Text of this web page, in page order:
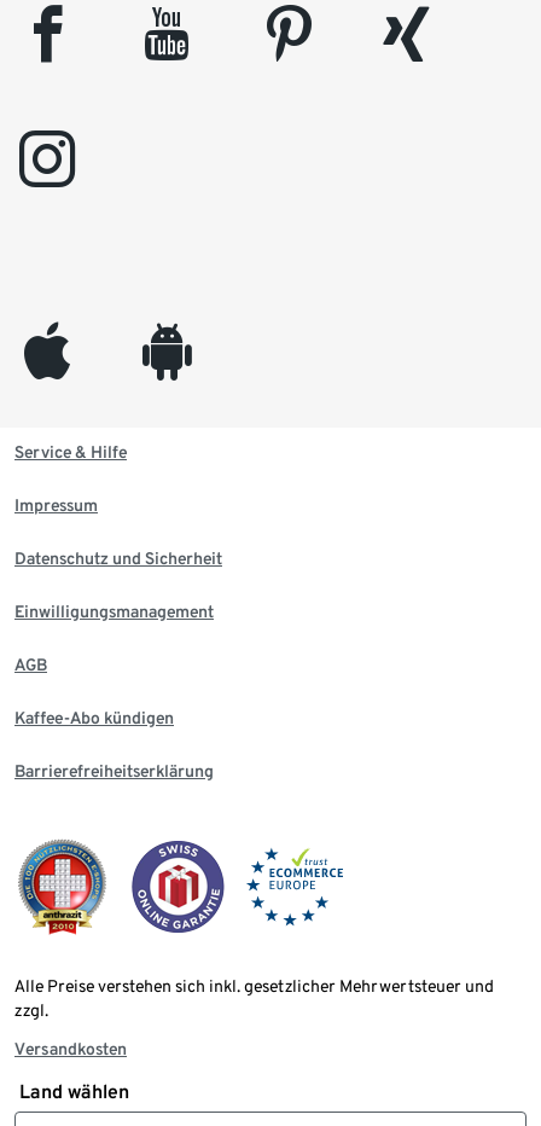
facebook youtube pinterest
xing
instagram
appleinc android
Service & Hilfe
Impressum
Datenschutz und Sicherheit
Einwilligungsmanagement
AGB
Kaffee-Abo kündigen
Barrierefreiheitserklärung
Alle Preise verstehen sich inkl. gesetzlicher Mehrwertsteuer und
zzgl.
Versandkosten
Land wählen